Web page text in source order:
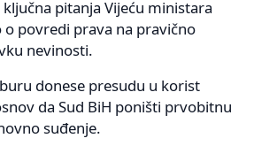
pitanja Vijeću ministara
o povredi prava na pravično
nevinosti.
donese presudu u korist
da Sud BiH poništi prvobitnu
suđenje.